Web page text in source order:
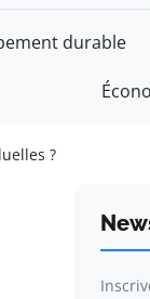
durable
?